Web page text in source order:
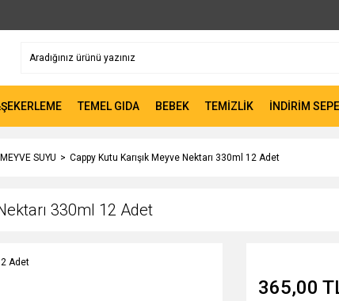
TEMEL GIDA BEBEK TEMİZLİK İNDİRİM
MEYVE SUYU Cappy Kutu Karışık Meyve Nektarı 330ml 12 Adet
330ml 12 Adet
365,00